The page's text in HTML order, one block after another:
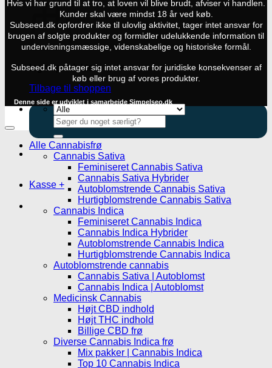
Ingen produkter i kurven.
Tilbage til shoppen
Søg
efter:
Kasse +
Hvis vi har grund til at tro, at loven vil blive brudt, afviser vi handlen.
Kunder skal være mindst 18 år ved køb.
Subseed.dk opfordrer ikke til ulovlig aktivitet, tager intet ansvar for
brugen af solgte produkter og formidler udelukkende information til
undervisningsmæssige, videnskabelige og historiske formål.
Subseed.dk påtager sig intet ansvar for juridiske konsekvenser af
køb eller brug af vores produkter.
Denne side er udviklet i samarbejde Simpelseo.dk
Alle Cannabisfrø
Cannabis Sativa
Feminiseret Cannabis Sativa
Cannabis Sativa Hybrider
Autoblomstrende Cannabis Sativa
Hurtigblomstrende Cannabis Sativa
Cannabis Indica
Feminiseret Cannabis Indica
Cannabis Indica Hybrider
Autoblomstrende Cannabis Indica
Hurtigblomstrende Cannabis Indica
Autoblomstrende cannabis
Cannabis Sativa | Autoblomst
Cannabis Indica | Autoblomst
Medicinsk Cannabis
Højt CBD indhold
Højt THC indhold
Billige CBD frø
Diverse Cannabis Indica frø
Mix pakker | Cannabis Indica
Top 10 Cannabis Indica